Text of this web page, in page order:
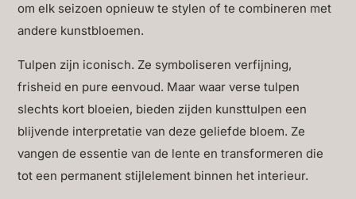
om elk seizoen opnieuw te stylen of te combineren met
andere kunstbloemen.
Tulpen zijn iconisch. Ze symboliseren verfijning,
frisheid en pure eenvoud. Maar waar verse tulpen
slechts kort bloeien, bieden zijden kunsttulpen een
blijvende interpretatie van deze geliefde bloem. Ze
vangen de essentie van de lente en transformeren die
tot een permanent stijlelement binnen het interieur.